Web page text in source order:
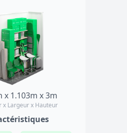
x 1.103m x 3m
x Largeur x Hauteur